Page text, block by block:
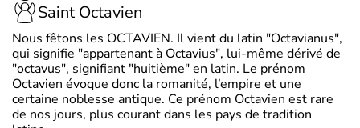
Saint Octavien
Nous fêtons les OCTAVIEN. Il vient du latin "Octavianus",
qui signifie "appartenant à Octavius", lui-même dérivé de
"octavus", signifiant "huitième" en latin. Le prénom
Octavien évoque donc la romanité, l’empire et une
certaine noblesse antique. Ce prénom Octavien est rare
de nos jours, plus courant dans les pays de tradition